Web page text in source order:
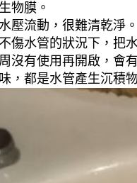
物膜。
壓流動，很難清乾淨
傷水管的狀況下，把
沒有使用再開啟，會
，都是水管產生沉積